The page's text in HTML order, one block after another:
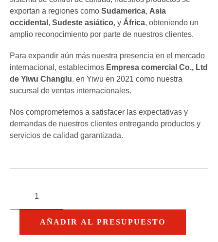
exportan a regiones como Sudamerica, Asia
occidental , Sudeste asiático, y África, obteniendo un
amplio reconocimiento por parte de nuestros clientes.
Para expandir aún más nuestra presencia en el mercado
internacional, establecimos Empresa comercial Co., Ltd
de Yiwu Changlu. en Yiwu en 2021 como nuestra
sucursal de ventas internacionales.
Nos comprometemos a satisfacer las expectativas y
demandas de nuestros clientes entregando productos y
servicios de calidad garantizada.
AÑADIR AL PRESUPUESTO